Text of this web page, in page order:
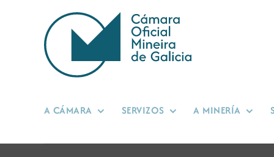
A CÁMARA SERVIZOS A MINERÍA